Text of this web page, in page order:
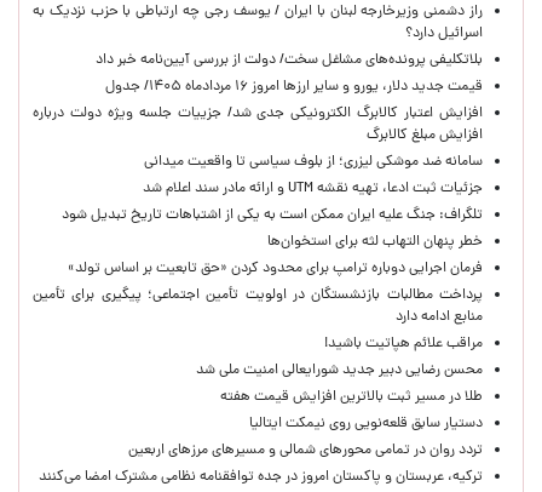
راز دشمنی وزیرخارجه لبنان با ایران / یوسف رجی چه ارتباطی با حزب نزدیک به
اسرائیل دارد؟
بلاتکلیفی پرونده‌های مشاغل سخت/ دولت از بررسی آیین‌نامه خبر داد
قیمت جدید دلار، یورو و سایر ارزها امروز ۱۶ مردادماه ۱۴۰۵/ جدول
افزایش اعتبار کالابرگ الکترونیکی جدی شد/ جزییات جلسه ویژه دولت درباره
افزایش مبلغ کالابرگ
سامانه ضد موشکی لیزری؛ از بلوف سیاسی تا واقعیت میدانی
جزئیات ثبت ادعا، تهیه نقشه UTM و ارائه مادر سند اعلام شد
تلگراف: جنگ علیه ایران ممکن است به یکی از اشتباهات تاریخ تبدیل شود
خطر پنهان التهاب لثه برای استخوان‌ها
فرمان اجرایی دوباره ترامپ برای محدود کردن «حق تابعیت بر اساس تولد»
پرداخت مطالبات بازنشستگان در اولویت تأمین اجتماعی؛ پیگیری برای تأمین
منابع ادامه دارد
مراقب علائم هپاتیت باشید!
محسن رضایی دبیر جدید شورایعالی امنیت ملی شد
طلا در مسیر ثبت بالاترین افزایش قیمت هفته
دستیار سابق قلعه‌نویی روی نیمکت ایتالیا
تردد روان در تمامی محورهای شمالی و مسیرهای مرزهای اربعین
ترکیه، عربستان و پاکستان امروز در جده توافقنامه نظامی مشترک امضا می‌کنند